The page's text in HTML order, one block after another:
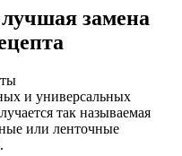
замена
и универсальных
так называемая
или ленточные